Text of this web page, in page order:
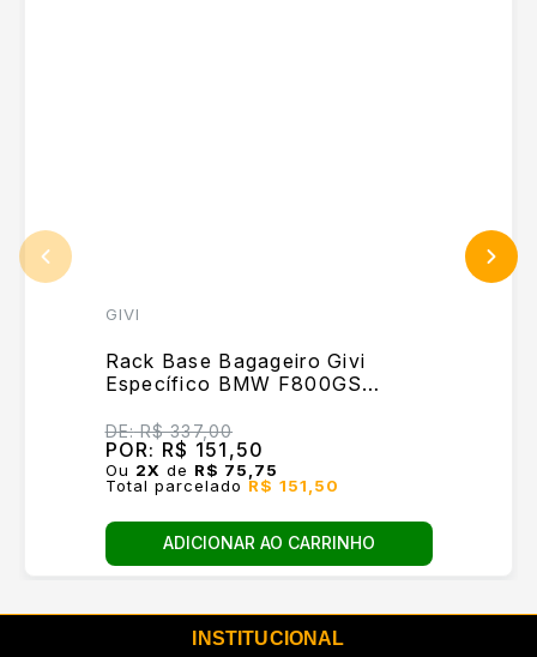
GIVI
Rack Base Bagageiro Givi
Específico BMW F800GS
DE:R$ 337,00
POR: R$ 151,50
Ou 2X de R$ 75,75
Total parceladoR$ 151,50
ADICIONAR AO CARRINHO
INSTITUCIONAL